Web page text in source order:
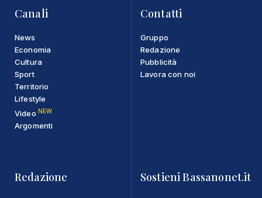
Canali
News
Economia
Cultura
Sport
Territorio
Lifestyle
Video NEW
Argomenti
Contatti
Gruppo
Redazione
Pubblicità
Lavora con noi
Redazione Sostieni Bassanonet.it